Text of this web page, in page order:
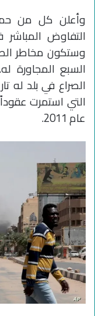
وأعلن كل من
التفاوض المباشر
وستكون مخاطر
السبع المجاورة
الصراع في بلد له
التي استمرت
عام 2011.